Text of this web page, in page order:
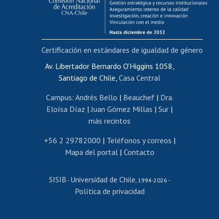
Funcionarias/os
Cursos internos de capacitación
Bienestar del personal
Portal de movilidad interna
Certificado de renta
Certificado de renta honorarios
Editar páginas blancas
Extranjeras/os
Revalidación y reconocimiento de títulos
Postulación al Programa de Movilidad Estudiantil
Cursos de español
Av. Libertador Bernardo O'Higgins 1058,
Santiago de Chile, Casa Central
Campus: Andrés Bello | Beauchef| Dra.
Eloísa Díaz | Juan Gómez Millas | Sur |
más recintos
+56 2 29782000 | Teléfonos y correos |
Mapa del portal| Contacto
SISIB - Universidad de Chile , 1994-2026 -
Política de privacidad
Certificación en estándares de igualdad de género